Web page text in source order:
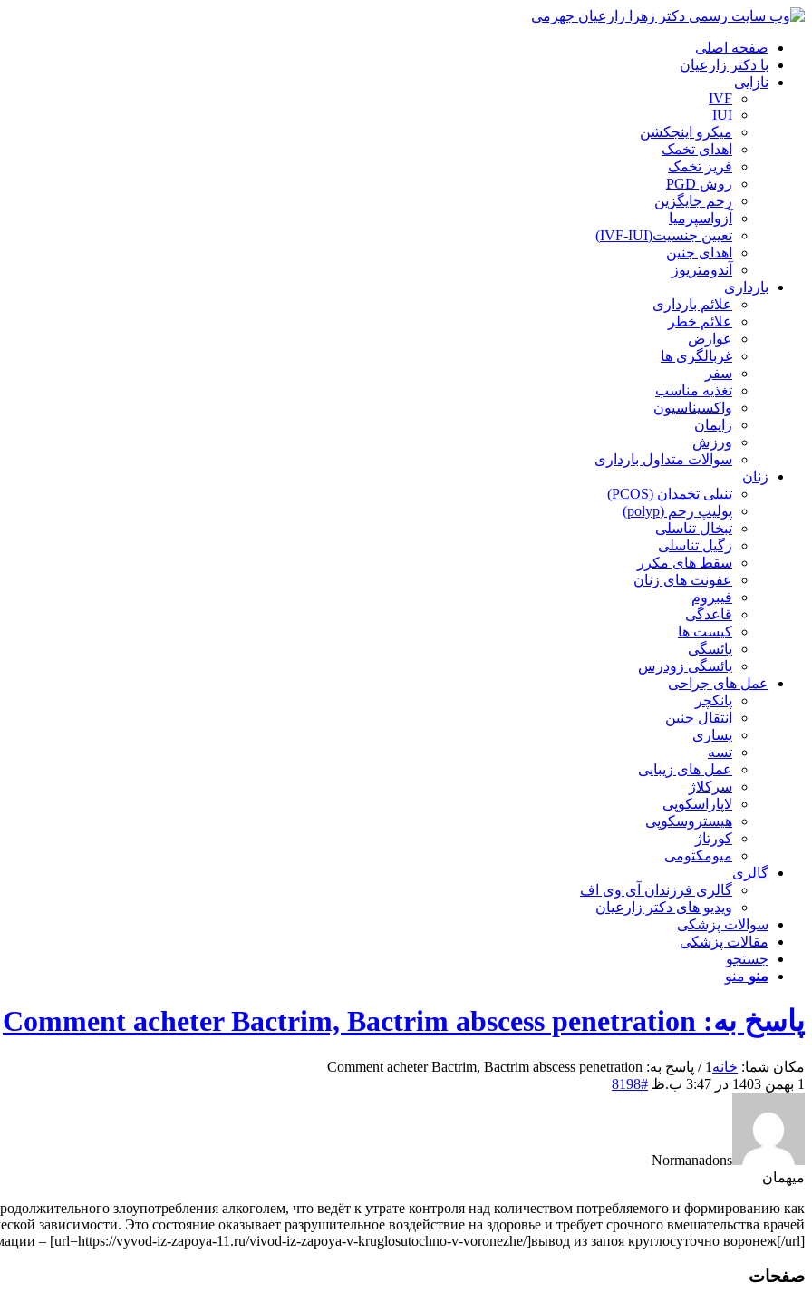
صفحه اصلی
با دکتر زارعیان
نازایی
IVF
IUI
میکرو اینجکشن
اهدای تخمک
فریز تخمک
روش PGD
رحم جایگزین
آزواسپرمیا
تعیین جنسیت(IVF-IUI)
اهدای جنین
آندومتریوز
بارداری
علائم بارداری
علائم خطر
عوارض
غربالگری ها
سفر
تغذیه مناسب
واکسیناسیون
زایمان
ورزش
سوالات متداول بارداری
زنان
تنبلی تخمدان (PCOS)
پولیپ رحم (polyp)
تبخال تناسلی
زگیل تناسلی
سقط های مکرر
عفونت های زنان
فیبروم
قاعدگی
کیست ها
یائسگی
یائسگی زودرس
عمل های جراحی
پانکچر
انتقال جنین
پساری
تسه
عمل های زیبایی
سرکلاژ
لاپاراسکوپی
هیستروسکوپی
کورتاژ
میومکتومی
گالری
گالری فرزندان آی وی اف
ویدیو های دکتر زارعیان
سوالات پزشکی
مقالات پزشکی
جستجو
منو منو
پاسخ به: Comment acheter Bactrim, Bactrim abscess penetration
مکان شما: خانه 1
/ پاسخ به: Comment acheter Bactrim, Bactrim abscess penetration
1 بهمن 1403 در 3:47 ب.ظ
#8198
Normanadons
میهمان
злоупотребления алкоголем, что ведёт к утрате контроля над количеством потребляемого и формированию как
зависимости. Это состояние оказывает разрушительное воздействие на здоровье и требует срочного вмешательства врачей.
– [url=https://vyvod-iz-zapoya-11.ru/vivod-iz-zapoya-v-kruglosutochno-v-voronezhe/]вывод из запоя круглосуточно воронеж[/url]
صفحات